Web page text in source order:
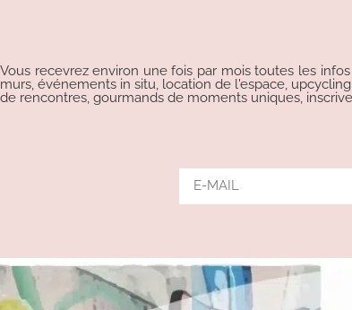
Vous recevrez environ une fois par mois toutes les
murs, événements in situ, location de l'espace,
de rencontres, gourmands de moments uniques,